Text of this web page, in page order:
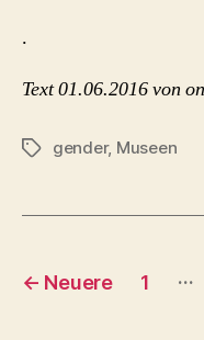
.
Text 01.06.2016 von
Schlagwörter
gender, Museen
← Neuere 1 …